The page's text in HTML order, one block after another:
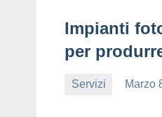
Impianti
per
Servizi
Marzo